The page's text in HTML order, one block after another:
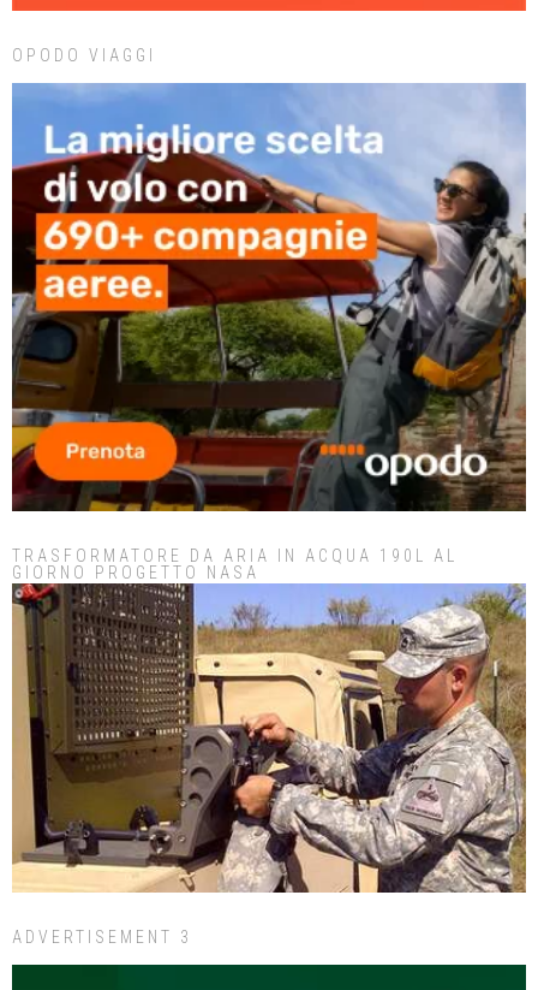
OPODO VIAGGI
TRASFORMATORE DA ARIA IN ACQUA 190L AL
GIORNO PROGETTO NASA
ADVERTISEMENT 3